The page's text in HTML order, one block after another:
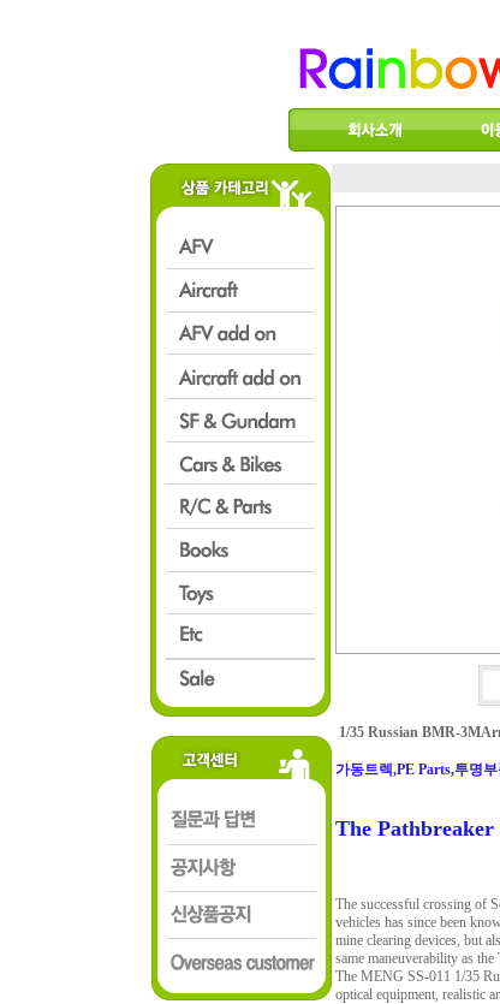
1/35 Russian BMR-
가동트렉,PE Parts,투명
The
The successful crossing of
vehicles has since been
mine clearing devices, but
same maneuverability as
The MENG SS-011 1/35
optical equipment, realistic